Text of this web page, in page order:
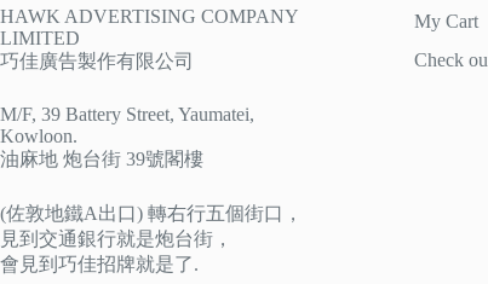
HAWK ADVERTISING COMPANY
LIMITED
巧佳廣告製作有限公司
M/F, 39 Battery Street, Yaumatei,
Kowloon.
油麻地 炮台街 39號閣樓
(佐敦地鐵A出口) 轉右行五個街口，
見到交通銀行就是炮台街，
會見到巧佳招牌就是了.
My Cart
Check